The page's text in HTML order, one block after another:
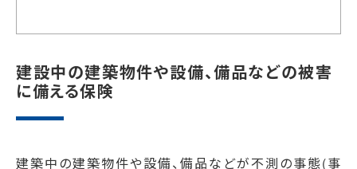
建設中の建築物件や設備、備品などの被害
に備える保険
建築中の建築物件や設備、備品などが不測の事態(事